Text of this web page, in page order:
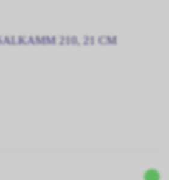
210, 21 CM